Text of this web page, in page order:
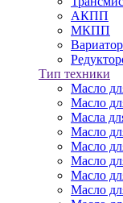
АКПП
МКПП
Тип техники
Масло
Масло
Масла
Масло
Масло
Масло
Масло
Масло